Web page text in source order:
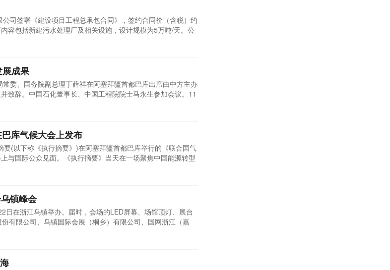
司签署《建设项目工程总承包合同》，签约合同价（含税）约
容包括新建污水处理厂及相关设施，设计规模为5万吨/天。公
修等工作。此次合同的签署将有利于博世科拓展安徽区域水环
双方签字盖章之日起生效，但履行过程中可能面临材料价格上
成果
委、国务院副总理丁薛祥在阿塞拜疆首都巴库出席由中方主办
致辞。中国石化董事长、中国工程院院士马永生参加会议。11
上致辞。11月12日，在《联合国气候变化框架公约》第二十
席COP29首届亚布力可持续发展年会并致辞，向全球展示中国
库气候大会上发布
(以下称《执行摘要》)在阿塞拜疆首都巴库举行的《联合国气
与国际公众见面。《执行摘要》当天在一场聚焦中国能源转型
久后正式发布的《中国能源转型展望2024》报告的主要结论部
年前经济社会系统的碳中和作出决定性贡献。中国应从五个方
镇峰会
在浙江乌镇举办。届时，会场的LED屏幕、场馆顶灯、展台
有限公司、乌镇国际会展（桐乡）有限公司、国网浙江（嘉
书（代理）交易合同。本次峰会所用绿电由西部的风、光化作
力乌镇峰会实现100%绿电办会。绿电即在生产过程中二氧化